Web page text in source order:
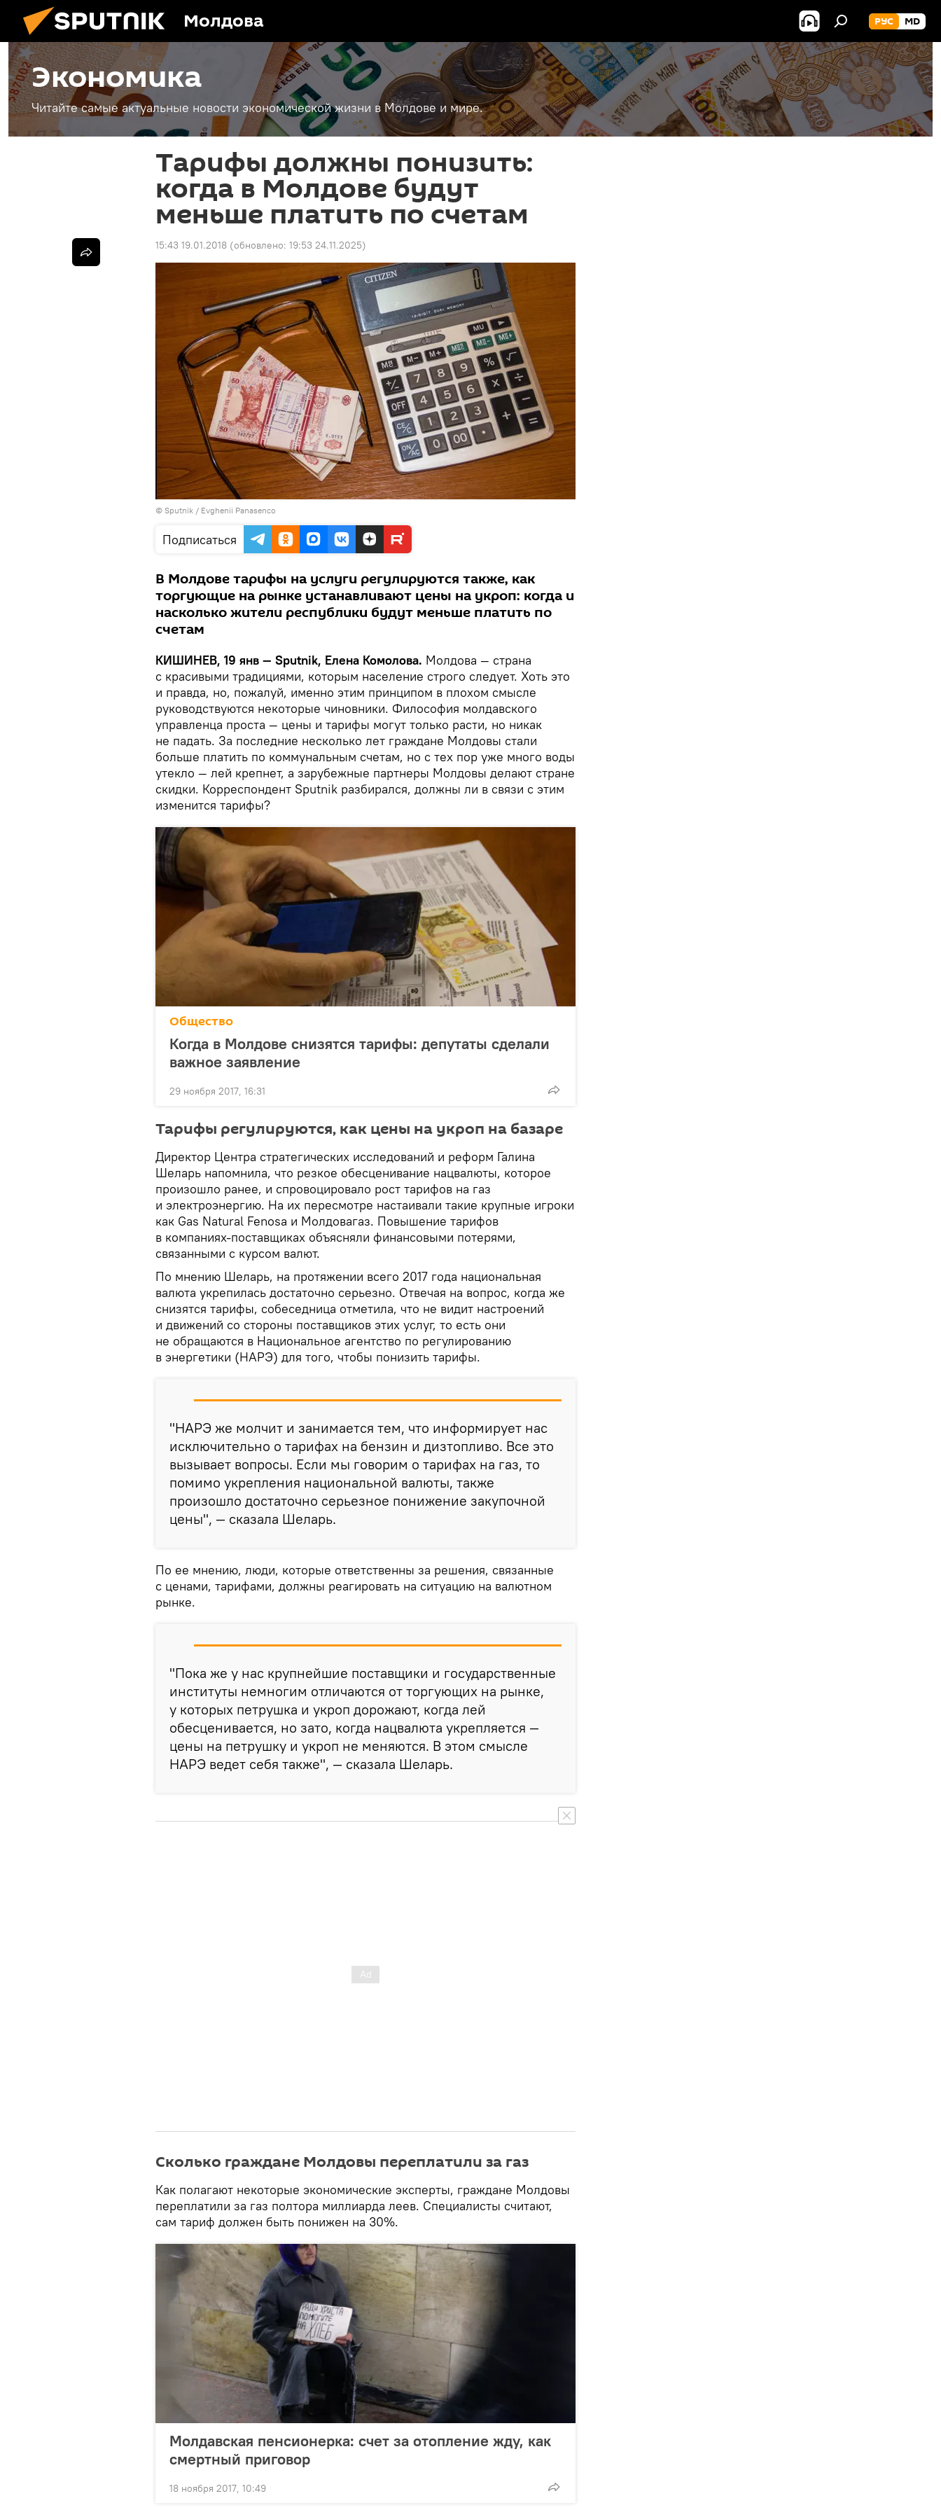
Молдова РУС MD
Экономика
Читайте самые актуальные новости экономической жизни в Молдове и мире.
Тарифы должны понизить:
когда в Молдове будут
меньше платить по счетам
15:43 19.01.2018 (обновлено: 19:53 24.11.2025)
© Sputnik / Evghenii Panasenco
Подписаться
В Молдове тарифы на услуги регулируются также, как
торгующие на рынке устанавливают цены на укроп: когда и
насколько жители республики будут меньше платить по
счетам
КИШИНЕВ, 19 янв — Sputnik, Елена Комолова. Молдова — страна
с красивыми традициями, которым население строго следует. Хоть это
и правда, но, пожалуй, именно этим принципом в плохом смысле
руководствуются некоторые чиновники. Философия молдавского
управленца проста — цены и тарифы могут только расти, но никак
не падать. За последние несколько лет граждане Молдовы стали
больше платить по коммунальным счетам, но с тех пор уже много воды
утекло — лей крепнет, а зарубежные партнеры Молдовы делают стране
скидки. Корреспондент Sputnik разбирался, должны ли в связи с этим
изменится тарифы?
Общество
Когда в Молдове снизятся тарифы: депутаты сделали
важное заявление
29 ноября 2017, 16:31
Тарифы регулируются, как цены на укроп на базаре
Директор Центра стратегических исследований и реформ Галина
Шеларь напомнила, что резкое обесценивание нацвалюты, которое
произошло ранее, и спровоцировало рост тарифов на газ
и электроэнергию. На их пересмотре настаивали такие крупные игроки
как Gas Natural Fenosa и Молдовагаз. Повышение тарифов
в компаниях-поставщиках объясняли финансовыми потерями,
связанными с курсом валют.
По мнению Шеларь, на протяжении всего 2017 года национальная
валюта укрепилась достаточно серьезно. Отвечая на вопрос, когда же
снизятся тарифы, собеседница отметила, что не видит настроений
и движений со стороны поставщиков этих услуг, то есть они
не обращаются в Национальное агентство по регулированию
в энергетики (НАРЭ) для того, чтобы понизить тарифы.
"НАРЭ же молчит и занимается тем, что информирует нас
исключительно о тарифах на бензин и дизтопливо. Все это
вызывает вопросы. Если мы говорим о тарифах на газ, то
помимо укрепления национальной валюты, также
произошло достаточно серьезное понижение закупочной
цены", — сказала Шеларь.
По ее мнению, люди, которые ответственны за решения, связанные
с ценами, тарифами, должны реагировать на ситуацию на валютном
рынке.
"Пока же у нас крупнейшие поставщики и государственные
институты немногим отличаются от торгующих на рынке,
у которых петрушка и укроп дорожают, когда лей
обесценивается, но зато, когда нацвалюта укрепляется —
цены на петрушку и укроп не меняются. В этом смысле
НАРЭ ведет себя также", — сказала Шеларь.
Сколько граждане Молдовы переплатили за газ
Как полагают некоторые экономические эксперты, граждане Молдовы
переплатили за газ полтора миллиарда леев. Специалисты считают,
сам тариф должен быть понижен на 30%.
Молдавская пенсионерка: счет за отопление жду, как
смертный приговор
18 ноября 2017, 10:49